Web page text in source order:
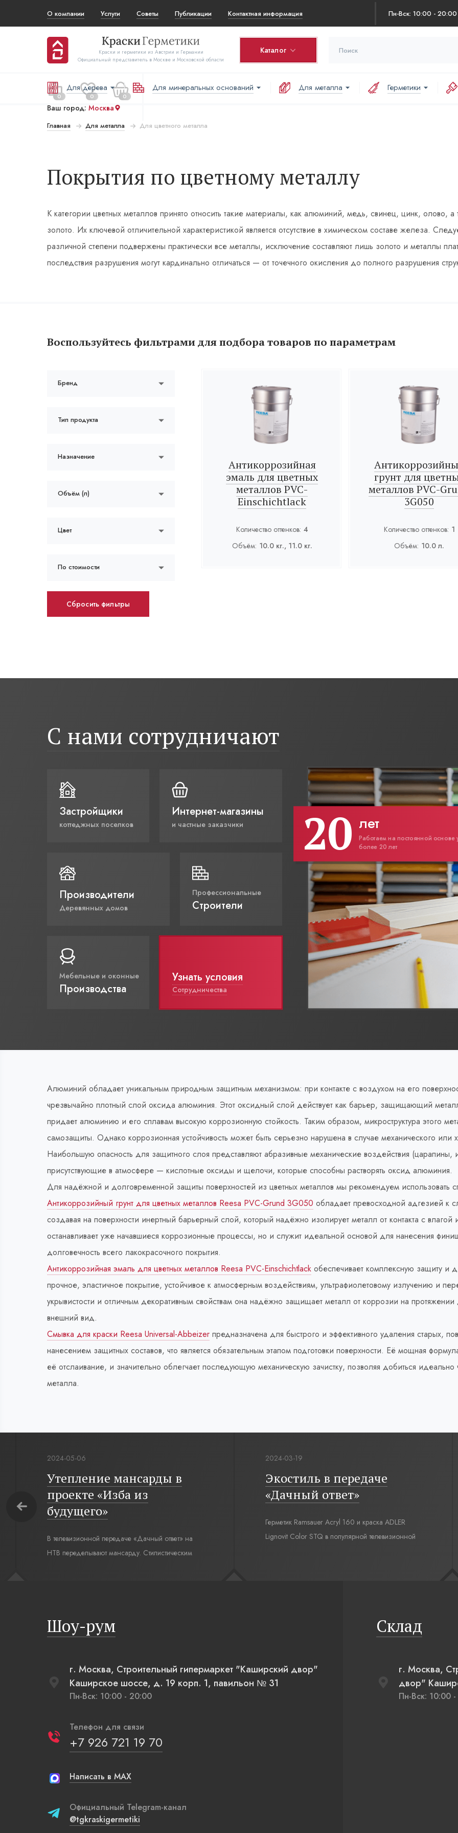
О компании Услуги Советы Публикации Контактная информация Пн-Вск: 10:00 - 20:00
Краски и герметики из Австрии и Германии
Официальный представитель в Москве и Московской области
Каталог
0 0 0
Ваш город: Москва
Для дерева Для минеральных оснований Для металла Герметики
Главная Для металла Для цветного металла
Покрытия по цветному металлу
К категории цветных металлов принято относить такие материалы, как алюминий, медь, свинец, цинк,
золото. Их ключевой отличительной характеристикой является отсутствие в химическом составе железа.
различной степени подвержены практически все металлы, исключение составляют лишь золото и металлы
последствия разрушения могут кардинально отличаться — от точечного окисления до полного разрушения
Воспользуйтесь фильтрами для подбора товаров по параметрам
Бренд
Тип продукта
Назначение
Объём (л)
Цвет
По стоимости
Сбросить фильтры
Антикоррозийная
эмаль для цветных
металлов PVC-
Einschichtlack
Количество оттенков: 4
Объём: 10.0 кг., 11.0 кг.
грунт для
металлов PVC-
3G050
Количество оттенков: 1
Объём: 10.0 л.
С нами сотрудничают
Застройщики
коттеджных поселков
Интернет-магазины
и частные заказчики
Производители
Деревянных домов
Профессиональные
Строители
Мебельные и оконные
Производства
Узнать условия
Сотрудничества
20 лет
Работаем на постоянной основе
более 20 лет
Алюминий обладает уникальным природным защитным механизмом: при контакте с воздухом на его
чрезвычайно плотный слой оксида алюминия. Этот оксидный слой действует как барьер, защищающий
придает алюминию и его сплавам высокую коррозионную стойкость. Таким образом, микроструктура этого
самозащиты. Однако коррозионная устойчивость может быть серьезно нарушена в случае механического
Наибольшую опасность для защитного слоя представляют абразивные механические воздействия
присутствующие в атмосфере — кислотные оксиды и щелочи, которые способны растворять оксид алюминия.
Для надёжной и долговременной защиты поверхностей из цветных металлов мы рекомендуем использовать
Антикоррозийный грунт для цветных металлов Reesa PVC-Grund 3G050 обладает превосходной адгезией к
создавая на поверхности инертный барьерный слой, который надёжно изолирует металл от контакта с
останавливает уже начавшиеся коррозионные процессы, но и служит идеальной основой для нанесения
долговечность всего лакокрасочного покрытия.
Антикоррозийная эмаль для цветных металлов Reesa PVC-Einschichtlack обеспечивает комплексную защиту и
прочное, эластичное покрытие, устойчивое к атмосферным воздействиям, ультрафиолетовому излучению и
укрывистости и отличным декоративным свойствам она надёжно защищает металл от коррозии на
внешний вид.
Смывка для краски Reesa Universal-Abbeizer предназначена для быстрого и эффективного удаления старых,
нанесением защитных составов, что является обязательным этапом подготовки поверхности. Её мощная
её отслаивание, и значительно облегчает последующую механическую зачистку, позволяя добиться идеально
металла.
2024-05-06
Утепление мансарды в
проекте «Изба из
будущего»
В телевизионной передаче «Дачный ответ» на
НТВ переделывают мансарду. Стилистическим
напоминающие плетеные вазы.
2024-03-19
Экостиль в передаче
«Дачный ответ»
Герметик Ramsauer Acryl 160 и краска ADLER
Lignovit Color STQ в популярной телевизионной
Шоу-рум
г. Москва, Строительный гипермаркет "Каширский двор"
Каширское шоссе, д. 19 корп. 1, павильон № 31
Пн-Вск: 10:00 - 20:00
Телефон для связи
+7 926 721 19 70
Написать в MAX
Официальный Telegram-канал
@tgkraskigermetiki
Склад
г. Москва,
двор"
Пн-Вск: 10:00